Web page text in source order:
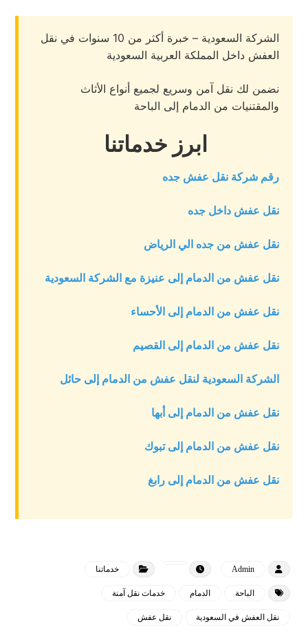
الشركة السعودية – خبرة أكثر من 10 سنوات في نقل
العفش داخل المملكة العربية السعودية
نضمن لك نقل آمن وسريع لجميع أنواع الأثاث
والمقتنيات من الدمام إلى الباحة
ابرز خدماتنا
رقم شركة نقل عفش جده
نقل عفش داخل جده
نقل عفش من جده الي الرياض
نقل عفش من الدمام إلى عنيزة مع الشركة السعودية
نقل عفش من الدمام إلى الأحساء
نقل عفش من الدمام إلى القصيم
الشركة السعودية لنقل عفش من الدمام إلى حائل
نقل عفش من الدمام إلى أبها
نقل عفش من الدمام إلى تبوك
نقل عفش من الدمام إلى رابغ
Admin خدماتنا
الباحة الدمام خدمات نقل آمنة
نقل العفش في السعودية نقل عفش